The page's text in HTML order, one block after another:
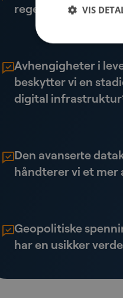
regelverk som
Avhengigheter i
beskytter vi en
digital
Den avanserte
håndterer vi et mer
Geopolitiske
har en usikker
VIS